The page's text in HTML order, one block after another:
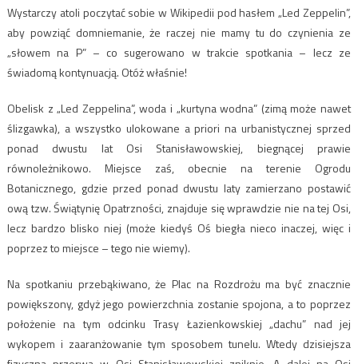
Wystarczy atoli poczytać sobie w Wikipedii pod hasłem „Led Zeppelin”,
aby powziąć domniemanie, że raczej nie mamy tu do czynienia ze
„słowem na P” – co sugerowano w trakcie spotkania – lecz ze
świadomą kontynuacją. Otóż właśnie!
Obelisk z „Led Zeppelina”, woda i „kurtyna wodna” (zimą może nawet
ślizgawka), a wszystko ulokowane a priori na urbanistycznej sprzed
ponad dwustu lat Osi Stanisławowskiej, biegnącej prawie
równoleżnikowo. Miejsce zaś, obecnie na terenie Ogrodu
Botanicznego, gdzie przed ponad dwustu laty zamierzano postawić
ową tzw. Świątynię Opatrzności, znajduje się wprawdzie nie na tej Osi,
lecz bardzo blisko niej (może kiedyś Oś biegła nieco inaczej, więc i
poprzez to miejsce – tego nie wiemy).
Na spotkaniu przebąkiwano, że Plac na Rozdrożu ma być znacznie
powiększony, gdyż jego powierzchnia zostanie spojona, a to poprzez
położenie na tym odcinku Trasy Łazienkowskiej „dachu” nad jej
wykopem i zaaranżowanie tym sposobem tunelu. Wtedy dzisiejsza